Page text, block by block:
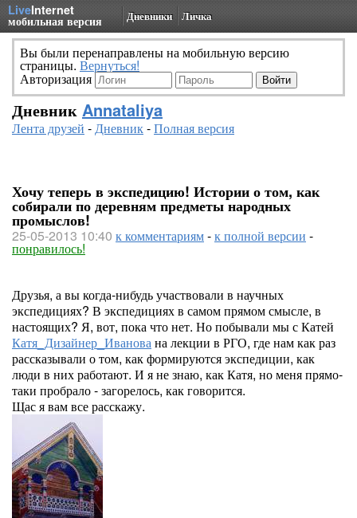
LiveInternet
мобильная версия Дневники Личка
Вы были перенаправлены на мобильную версию
страницы. Вернуться!
Авторизация
Дневник Annataliya
Лента друзей -Дневник-Полная версия
Хочу теперь в экспедицию! Истории о том, как
собирали по деревням предметы народных
промыслов!
25-05-2013 10:40 к комментариям-к полной версии -
понравилось!
Друзья, а вы когда-нибудь участвовали в научных
экспедициях? В экспедициях в самом прямом смысле, в
настоящих? Я, вот, пока что нет. Но побывали мы с Катей
Катя_Дизайнер_Иванована лекции в РГО, где нам как раз
рассказывали о том, как формируются экспедиции, как
люди в них работают. И я не знаю, как Катя, но меня прямо-
таки пробрало - загорелось, как говорится.
Щас я вам все расскажу.